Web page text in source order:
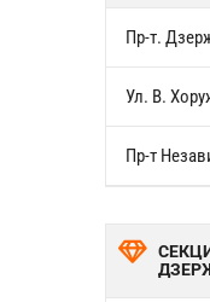
Пр-т.
Ул. В.
Пр-т